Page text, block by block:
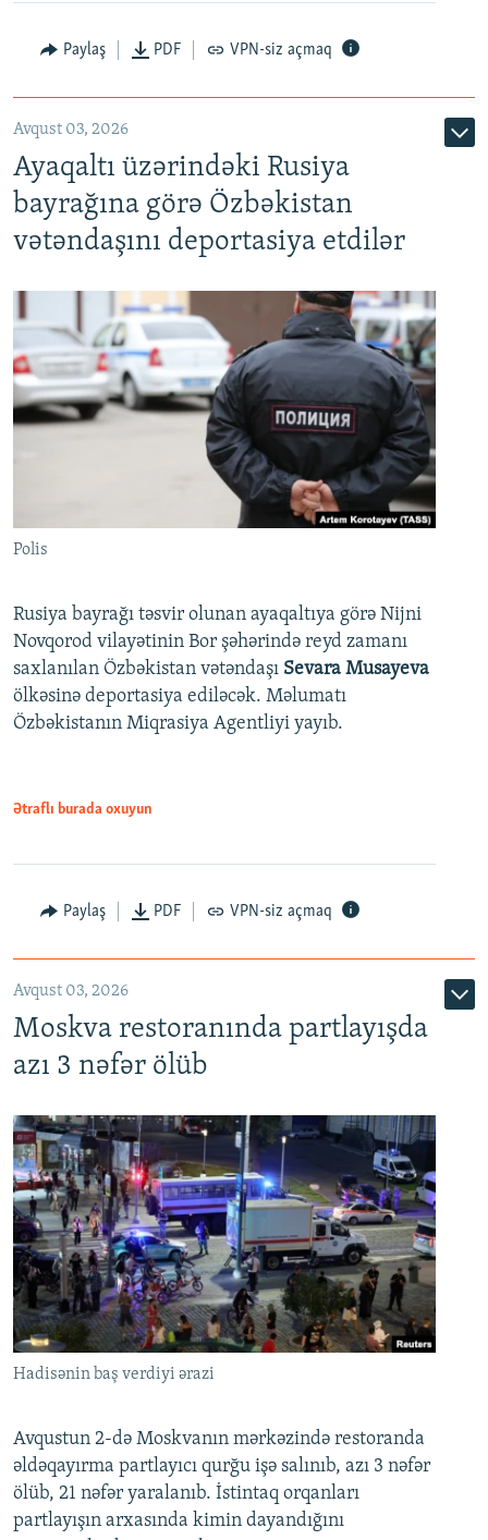
Paylaş PDF VPN-siz açmaq
Avqust 03, 2026
Ayaqaltı üzərindəki Rusiya
bayrağına görə Özbəkistan
vətəndaşını deportasiya etdilər
Polis
Rusiya bayrağı təsvir olunan ayaqaltıya görə Nijni
Novqorod vilayətinin Bor şəhərində reyd zamanı
saxlanılan Özbəkistan vətəndaşı Sevara Musayeva
ölkəsinə deportasiya ediləcək. Məlumatı
Özbəkistanın Miqrasiya Agentliyi yayıb.
Ətraflı burada oxuyun
Paylaş PDF VPN-siz açmaq
Avqust 03, 2026
Moskva restoranında partlayışda
azı 3 nəfər ölüb
Hadisənin baş verdiyi ərazi
Avqustun 2-də Moskvanın mərkəzində restoranda
əldəqayırma partlayıcı qurğu işə salınıb, azı 3 nəfər
ölüb, 21 nəfər yaralanıb. İstintaq orqanları
partlayışın arxasında kimin dayandığını